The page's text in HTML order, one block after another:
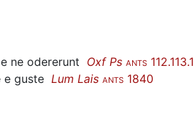
ne odererunt Oxf Ps ANTS
e guste Lum Lais ANTS 1840